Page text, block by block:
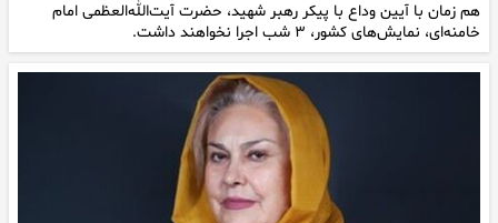
هم زمان با آیین وداع با پیکر رهبر شهید، حضرت آیت‌الله‌العظمی امام
خامنه‌ای، نمایش‌های کشور، ٣ شب اجرا نخواهند داشت.